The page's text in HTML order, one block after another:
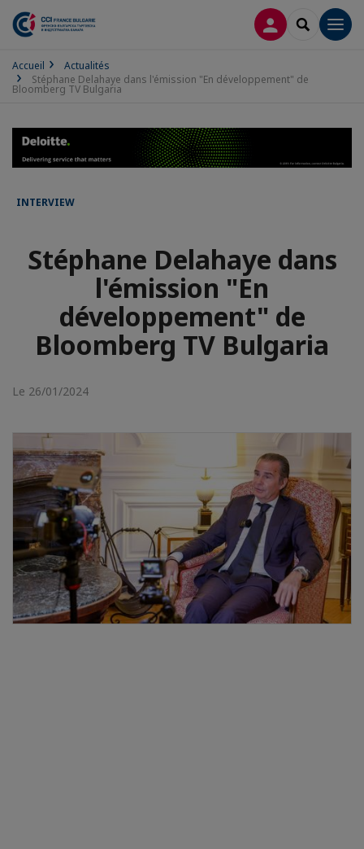
CONNEXION
Accueil
Actualités
Stéphane Delahaye dans l'émission "En développement" de
Bloomberg TV Bulgaria
INTERVIEW
Stéphane Delahaye dans
l'émission "En
développement" de
Bloomberg TV Bulgaria
Le 26/01/2024